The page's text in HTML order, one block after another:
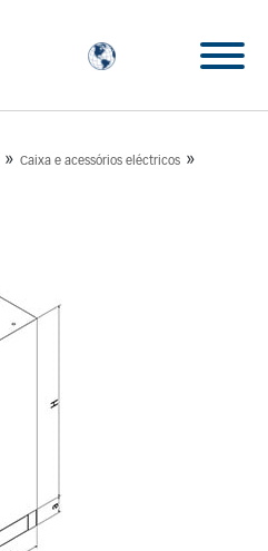
» Caixa e acessórios eléctricos »